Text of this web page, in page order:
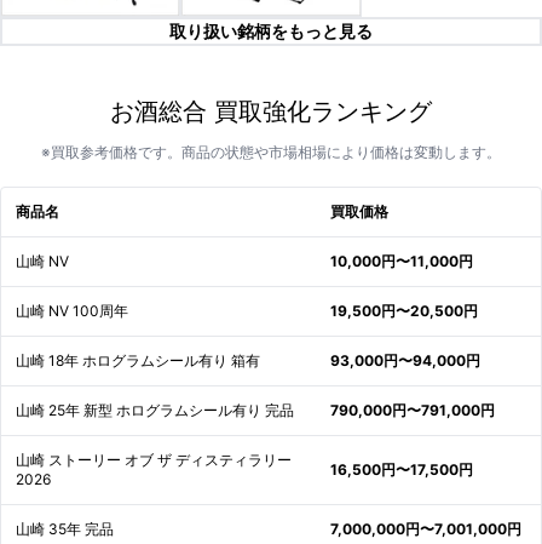
取り扱い銘柄をもっと見る
お酒総合 買取強化ランキング
※買取参考価格です。商品の状態や市場相場により価格は変動します。
商品名 買取価格
山崎 NV 10,000円〜11,000円
山崎 NV 100周年 19,500円〜20,500円
山崎 18年 ホログラムシール有り 箱有 93,000円〜94,000円
山崎 25年 新型 ホログラムシール有り 完品 790,000円〜791,000円
山崎 ストーリー オブ ザ ディスティラリー
2026
16,500円〜17,500円
山崎 35年 完品 7,000,000円〜7,001,000円